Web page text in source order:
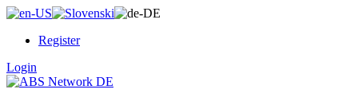
Register
Login